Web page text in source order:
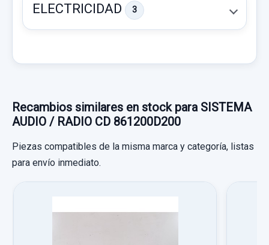
CERRADURA MALETERO / PORTON S/R
CERRADURA MALETERO / PORTON S/R
usado.
TOYOTA YARIS (KSP9/SCP9/NLP9) BLUE
MOTOR CALEFACCION
Garantía 1 año
ELECTRICIDAD 3
Recambios similares en stock para SISTEMA
AUDIO / RADIO CD 861200D200
Piezas compatibles de la misma marca y categoría, listas
para envío inmediato.